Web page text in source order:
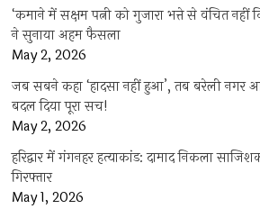
‘कमाने में सक्षम पत्नी को गुजारा भत्ते से वंचित नहीं
ने सुनाया अहम फैसला
May 2, 2026
जब सबने कहा ‘हादसा नहीं हुआ’, तब बरेली नगर
बदल दिया पूरा सच!
May 2, 2026
हरिद्वार में गंगनहर हत्याकांड: दामाद निकला
गिरफ्तार
May 1, 2026